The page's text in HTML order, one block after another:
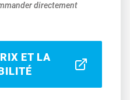
directement
ET LA